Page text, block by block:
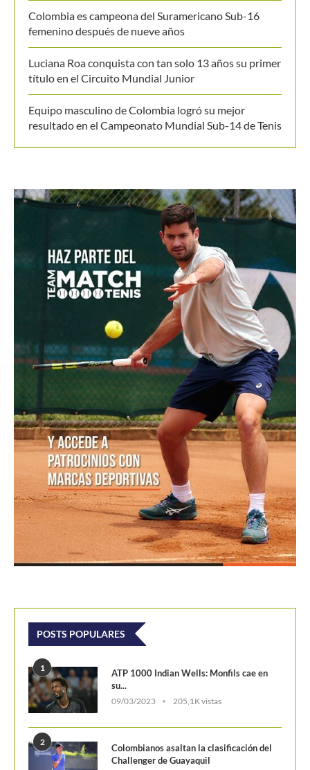
Últimos posts
Alexandrova le toma la medida a Sabalenka y la deja
fuera del WTA de Toronto
Colombia es campeona del Suramericano Sub-16
femenino después de nueve años
Luciana Roa conquista con tan solo 13 años su primer
título en el Circuito Mundial Junior
Equipo masculino de Colombia logró su mejor
resultado en el Campeonato Mundial Sub-14 de Tenis